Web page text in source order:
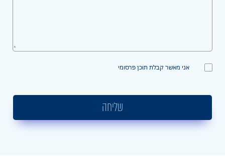
אני מאשר קבלת תוכן פרסומי
שליחה